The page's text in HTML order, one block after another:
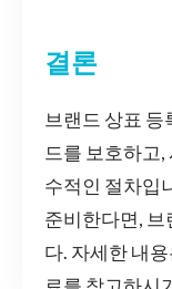
결론
브랜드 상표 등
드를 보호하고,
수적인 절차입
준비한다면, 브
다. 자세한 내